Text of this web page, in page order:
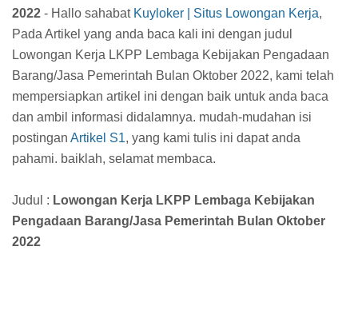
2022 - Hallo sahabat Kuyloker | Situs Lowongan Kerja,
Pada Artikel yang anda baca kali ini dengan judul
Lowongan Kerja LKPP Lembaga Kebijakan Pengadaan
Barang/Jasa Pemerintah Bulan Oktober 2022, kami telah
mempersiapkan artikel ini dengan baik untuk anda baca
dan ambil informasi didalamnya. mudah-mudahan isi
postingan Artikel S1, yang kami tulis ini dapat anda
pahami. baiklah, selamat membaca.
Judul : Lowongan Kerja LKPP Lembaga Kebijakan
Pengadaan Barang/Jasa Pemerintah Bulan Oktober
2022